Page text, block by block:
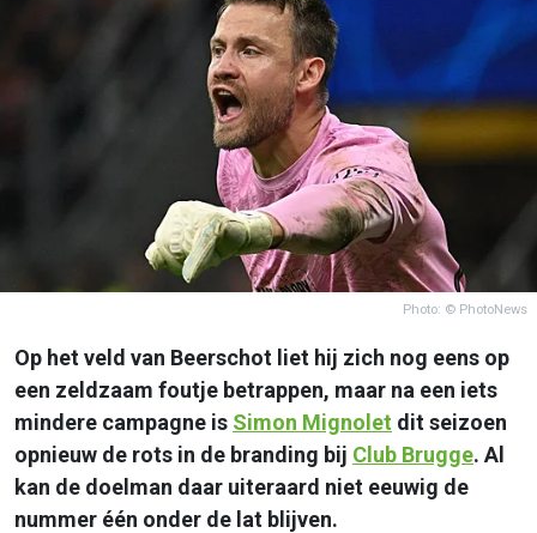
Photo: © PhotoNews
Op het veld van Beerschot liet hij zich nog eens op
een zeldzaam foutje betrappen, maar na een iets
mindere campagne is Simon Mignolet dit seizoen
opnieuw de rots in de branding bij Club Brugge. Al
kan de doelman daar uiteraard niet eeuwig de
nummer één onder de lat blijven.